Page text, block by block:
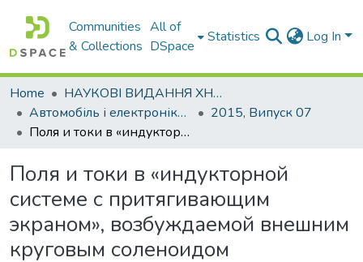
Communities
& Collections
All of
DSpace
Statistics Log In
Home
НАУКОВІ ВИДАННЯ ХНАДУ
Автомобіль і електроніка. Сучасні технології
2015, Випуск 07
Поля и токи в «индукторной системе с притягивающим экраном», возбуждаемой внешним круговым соленоидом
Поля и токи в «индукторной
системе с притягивающим
экраном», возбуждаемой внешним
круговым соленоидом